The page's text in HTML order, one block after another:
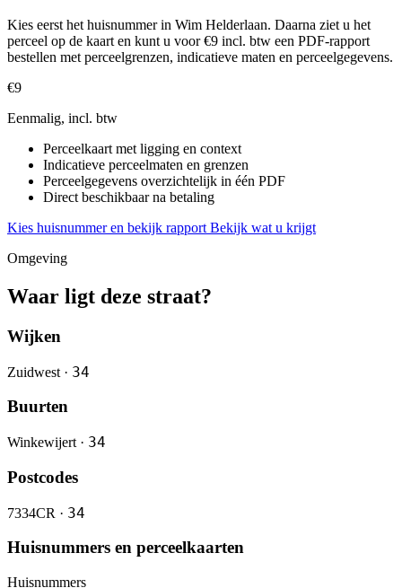
Kies eerst het huisnummer in Wim Helderlaan. Daarna ziet u het
perceel op de kaart en kunt u voor €9 incl. btw een PDF-rapport
bestellen met perceelgrenzen, indicatieve maten en perceelgegevens.
€9
Eenmalig, incl. btw
Perceelkaart met ligging en context
Indicatieve perceelmaten en grenzen
Perceelgegevens overzichtelijk in één PDF
Direct beschikbaar na betaling
Kies huisnummer en bekijk rapport Bekijk wat u krijgt
Omgeving
Waar ligt deze straat?
Wijken
Zuidwest · 34
Buurten
Winkewijert · 34
Postcodes
7334CR · 34
Huisnummers en perceelkaarten
Huisnummers